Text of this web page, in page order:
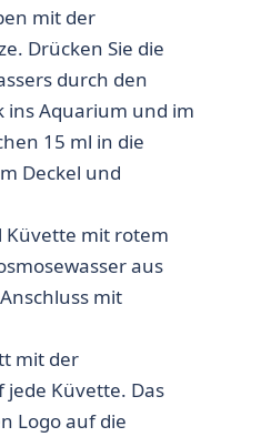
mit der
Drücken Sie die
durch den
ins Aquarium und im
15 ml in die
Deckel und
Küvette mit rotem
aus
mit
mit der
Küvette. Das
Logo auf die